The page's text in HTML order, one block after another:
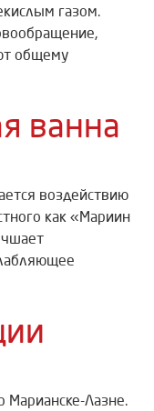
газом.
общему
ванна
воздействию
как «Мариин
Марианске-Лазне.